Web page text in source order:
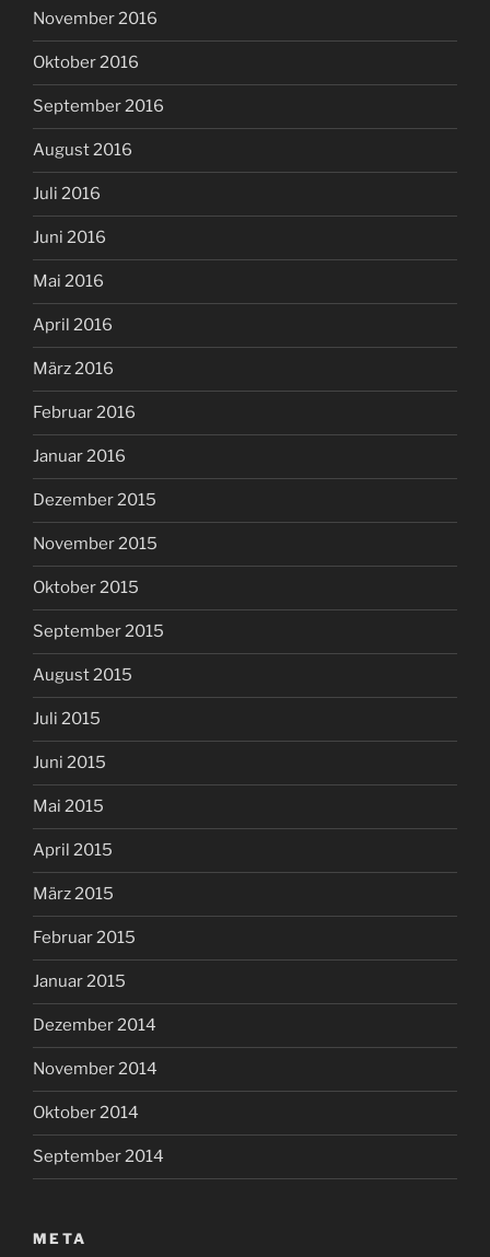
November 2016
Oktober 2016
September 2016
August 2016
Juli 2016
Juni 2016
Mai 2016
April 2016
März 2016
Februar 2016
Januar 2016
Dezember 2015
November 2015
Oktober 2015
September 2015
August 2015
Juli 2015
Juni 2015
Mai 2015
April 2015
März 2015
Februar 2015
Januar 2015
Dezember 2014
November 2014
Oktober 2014
September 2014
META